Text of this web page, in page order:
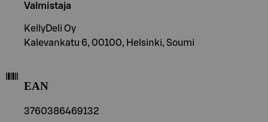
Valmistaja
KellyDeli Oy
Kalevankatu 6, 00100, Helsinki, Soumi
EAN
3760386469132